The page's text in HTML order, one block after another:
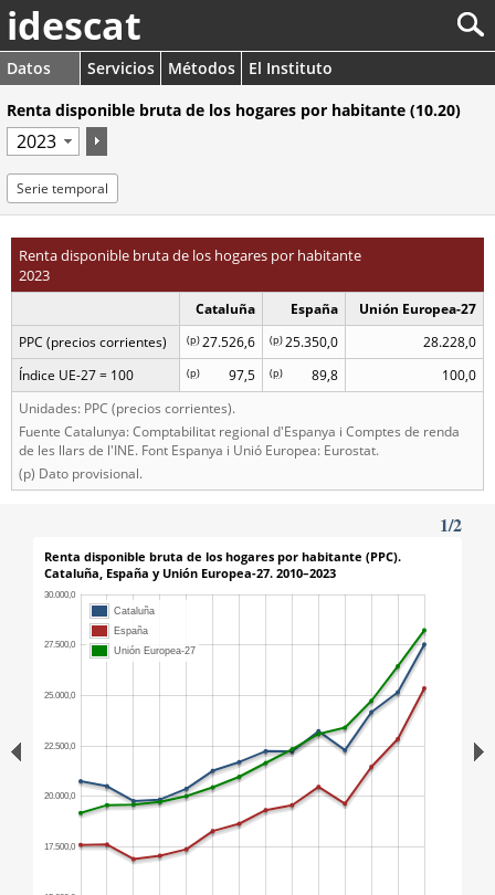
idescat
Datos Servicios Métodos
El Instituto
Renta disponible bruta de los hogares por habitante (10.20)
Serie temporal
Renta disponible bruta de los hogares por habitante
2023
Cataluña España
Unión Europea-27
PPC (precios corrientes)
27.526,6
(p) 25.350,0
(p)
28.228,0
Índice UE-27 = 100
97,5
(p) 89,8
(p)
100,0
Unidades: PPC (precios corrientes).
Fuente Catalunya: Comptabilitat regional d'Espanya i Comptes de renda
de les llars de l'INE. Font Espanya i Unió Europea: Eurostat.
(p) Dato provisional.